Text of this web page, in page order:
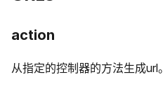
action
从指定的控制器的方法生成url。